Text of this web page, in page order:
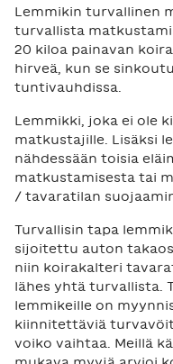
Lemmikin turvallinen
turvallista
20 kiloa painavan
hirveä, kun se
tuntivauhdissa.
Lemmikki, joka ei ole
matkustajille. Lisäksi
nähdessään toisia
matkustamisesta tai
/ tavaratilan
Turvallisin tapa
sijoitettu auton
niin koirakalteri
lähes yhtä turvallista.
lemmikeille on
kiinnitettäviä
voiko vaihtaa. Meillä